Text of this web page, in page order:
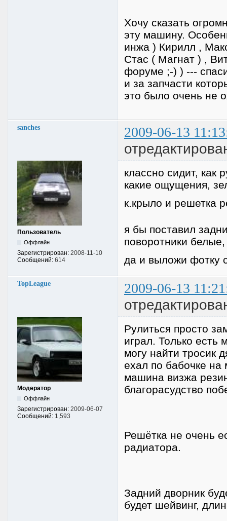
Хочу сказать
эту машину.
инжа ) Кирилл ,
Стас ( Магнат ) ,
форуме ;-) ) ---
и за запчасти
это было очень не
sanches 2009-06-13
Пользователь
Оффлайн
Зарегистрирован: 2008-11-10
Сообщений: 614
классно сидит, как
какие ощущения,
к.крыло и решетка
я бы поставил
поворотники
да и выложи фотку
TopLeague 2009-06-13
Модератор
Оффлайн
Зарегистрирован: 2009-06-07
Сообщений: 1,593
Рулиться просто
играл. Только есть
могу найти тросик
ехал по бабочке на
машина визжа
благорасудство
Решётка не очень
радиатора.
Задний дворник
будет шейвинг,